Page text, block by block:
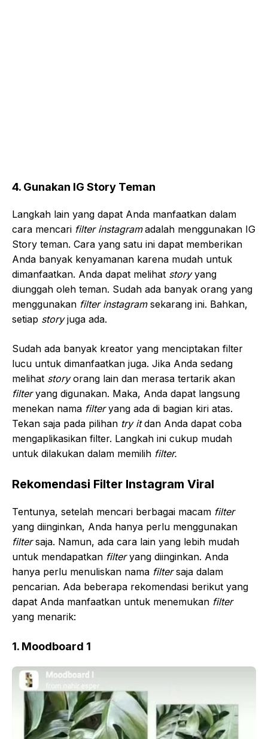
4. Gunakan IG Story Teman
Langkah lain yang dapat Anda manfaatkan dalam
cara mencari filter instagram adalah menggunakan IG
Story teman. Cara yang satu ini dapat memberikan
Anda banyak kenyamanan karena mudah untuk
dimanfaatkan. Anda dapat melihat storyyang
diunggah oleh teman. Sudah ada banyak orang yang
menggunakan filter instagram sekarang ini. Bahkan,
setiap storyjuga ada.
Sudah ada banyak kreator yang menciptakan filter
lucu untuk dimanfaatkan juga. Jika Anda sedang
melihat storyorang lain dan merasa tertarik akan
filteryang digunakan. Maka, Anda dapat langsung
menekan nama filteryang ada di bagian kiri atas.
Tekan saja pada pilihan try itdan Anda dapat coba
mengaplikasikan filter. Langkah ini cukup mudah
untuk dilakukan dalam memilih filter.
Rekomendasi Filter Instagram Viral
Tentunya, setelah mencari berbagai macam filter
yang diinginkan, Anda hanya perlu menggunakan
filtersaja. Namun, ada cara lain yang lebih mudah
untuk mendapatkan filteryang diinginkan. Anda
hanya perlu menuliskan nama filtersaja dalam
pencarian. Ada beberapa rekomendasi berikut yang
dapat Anda manfaatkan untuk menemukan filter
yang menarik:
1. Moodboard 1